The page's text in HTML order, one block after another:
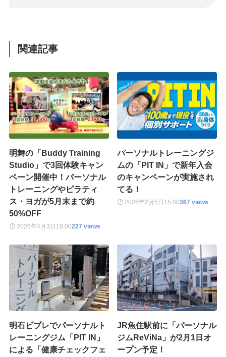
関連記事
明舞の「Buddy Training
Studio」で3回体験キャン
ペーン開催中！パーソナル
トレーニングやピラティ
ス・ヨガが5月末まで約
50%OFF
2026年4月3日 18:00227 views
パーソナルトレーニングジ
ムの「PIT IN」で新年入会
のキャンペーンが実施され
てる！
2026年2月5日 15:00367 views
明石ビブレでパーソナルト
レーニングジム「PIT IN」
による「健康チェックフェ
JR魚住駅前に「パーソナル
ジムReViNa」が2月1日オ
ープン予定！